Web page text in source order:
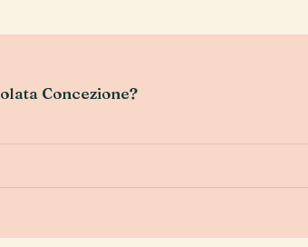
Concezione?